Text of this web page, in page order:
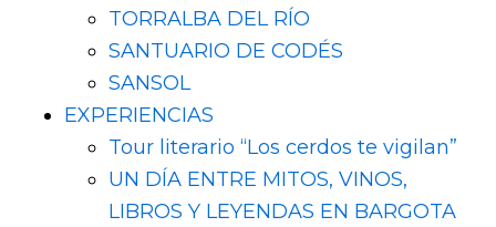
TORRALBA DEL RÍO
SANTUARIO DE CODÉS
SANSOL
EXPERIENCIAS
Tour literario “Los cerdos te vigilan”
UN DÍA ENTRE MITOS, VINOS,
LIBROS Y LEYENDAS EN BARGOTA